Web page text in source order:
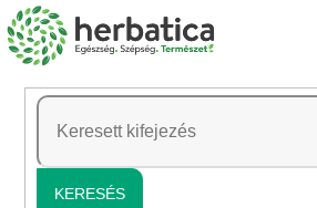
Ugrás
a
tartalomhoz
KERESÉS